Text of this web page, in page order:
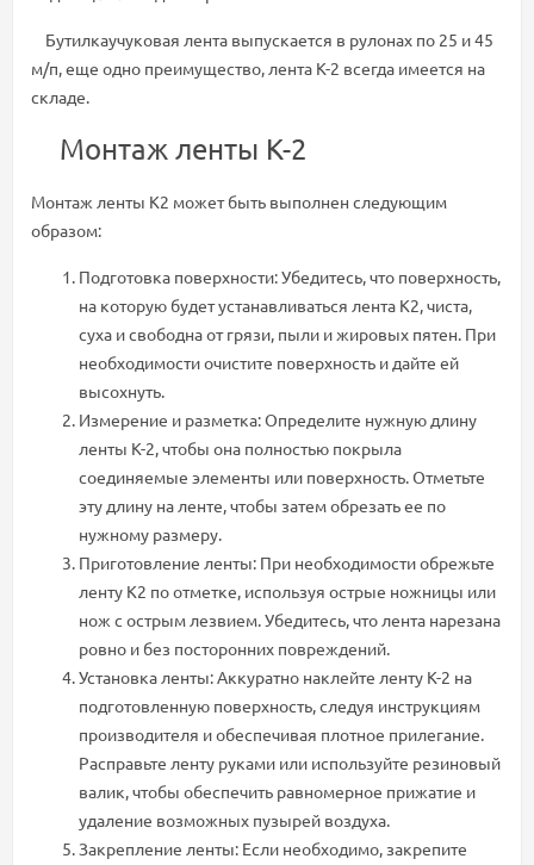
Бутилкаучуковая лента выпускается в рулонах по 25 и 45
м/п, еще одно преимущество, лента К-2 всегда имеется на
складе.
Монтаж ленты К-2
Монтаж ленты К2 может быть выполнен следующим
образом:
Подготовка поверхности: Убедитесь, что поверхность,
на которую будет устанавливаться лента К2, чиста,
суха и свободна от грязи, пыли и жировых пятен. При
необходимости очистите поверхность и дайте ей
высохнуть.
Измерение и разметка: Определите нужную длину
ленты К-2, чтобы она полностью покрыла
соединяемые элементы или поверхность. Отметьте
эту длину на ленте, чтобы затем обрезать ее по
нужному размеру.
Приготовление ленты: При необходимости обрежьте
ленту К2 по отметке, используя острые ножницы или
нож с острым лезвием. Убедитесь, что лента нарезана
ровно и без посторонних повреждений.
Установка ленты: Аккуратно наклейте ленту К-2 на
подготовленную поверхность, следуя инструкциям
производителя и обеспечивая плотное прилегание.
Расправьте ленту руками или используйте резиновый
валик, чтобы обеспечить равномерное прижатие и
удаление возможных пузырей воздуха.
Закрепление ленты: Если необходимо, закрепите